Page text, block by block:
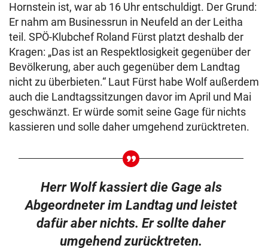
Hornstein ist, war ab 16 Uhr entschuldigt. Der Grund:
Er nahm am Businessrun in Neufeld an der Leitha
teil. SPÖ-Klubchef Roland Fürst platzt deshalb der
Kragen: „Das ist an Respektlosigkeit gegenüber der
Bevölkerung, aber auch gegenüber dem Landtag
nicht zu überbieten.“ Laut Fürst habe Wolf außerdem
auch die Landtagssitzungen davor im April und Mai
geschwänzt. Er würde somit seine Gage für nichts
kassieren und solle daher umgehend zurücktreten.
Herr Wolf kassiert die Gage als
Abgeordneter im Landtag und leistet
dafür aber nichts. Er sollte daher
umgehend zurücktreten.